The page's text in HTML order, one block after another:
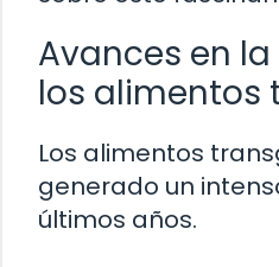
Avances en
los alimentos
Los alimentos
generado un
últimos años.